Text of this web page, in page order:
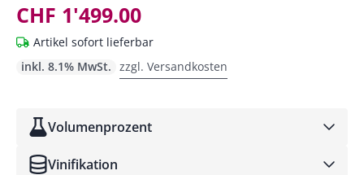
CHF 1'499.00
Artikel sofort lieferbar
inkl. 8.1% MwSt. zzgl. Versandkosten
Volumenprozent
Vinifikation